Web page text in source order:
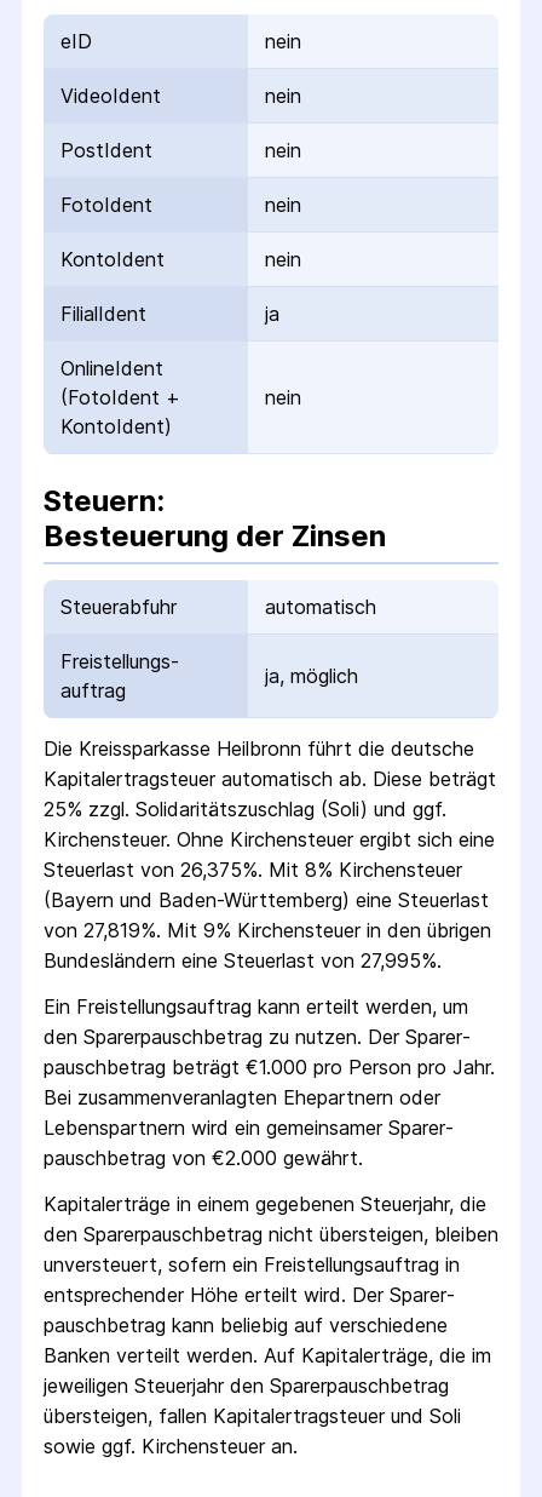
eID nein
VideoIdent nein
PostIdent nein
FotoIdent nein
KontoIdent nein
FilialIdent ja
OnlineIdent
(FotoIdent +
KontoIdent)
nein
Steuern:
Besteuerung der Zinsen
Steuerabfuhr automatisch
Freistellungs­
auftrag
ja, möglich
Die Kreissparkasse Heilbronn führt die deutsche
Kapital­ertrag­steuer automatisch ab. Diese beträgt
25% zzgl. Solidaritäts­zuschlag (Soli) und ggf.
Kirchensteuer. Ohne Kirchensteuer ergibt sich eine
Steuerlast von 26,375%. Mit 8% Kirchensteuer
(Bayern und Baden-Württemberg) eine Steuerlast
von 27,819%. Mit 9% Kirchensteuer in den übrigen
Bundesländern eine Steuerlast von 27,995%.
Ein Freistellungs­auftrag kann erteilt werden, um
den Sparer­pausch­betrag zu nutzen. Der Sparer­
pausch­betrag beträgt €1.000 pro Person pro Jahr.
Bei zusammenveranlagten Ehepartnern oder
Lebenspartnern wird ein gemeinsamer Sparer­
pausch­betrag von €2.000 gewährt.
Kapitalerträge in einem gegebenen Steuerjahr, die
den Sparer­pausch­betrag nicht übersteigen, bleiben
unversteuert, sofern ein Freistellungs­auftrag in
entsprechender Höhe erteilt wird. Der Sparer­
pausch­betrag kann beliebig auf verschiedene
Banken verteilt werden. Auf Kapitalerträge, die im
jeweiligen Steuerjahr den Sparer­pausch­betrag
übersteigen, fallen Kapital­ertrag­steuer und Soli
sowie ggf. Kirchensteuer an.